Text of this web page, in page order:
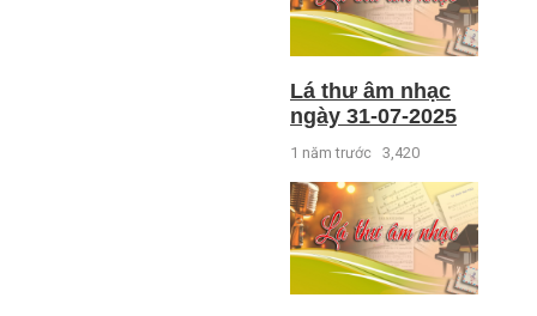
Lá thư âm nhạc
ngày 31-07-2025
1 năm trước 3,420